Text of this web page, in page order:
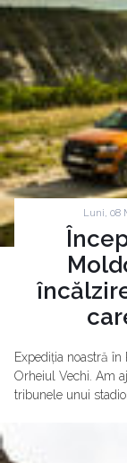
Luni, 08
Expediția noastră
Orheiul Vechi. Am
tribunele unui